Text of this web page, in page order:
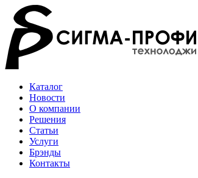
Каталог
Новости
О компании
Решения
Статьи
Услуги
Брэнды
Контакты